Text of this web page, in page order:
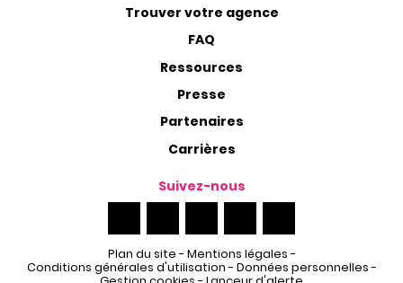
Trouver votre agence
FAQ
Ressources
Presse
Partenaires
Carrières
Suivez-nous
Plan du site- Mentions légales-
Conditions générales d'utilisation- Données personnelles-